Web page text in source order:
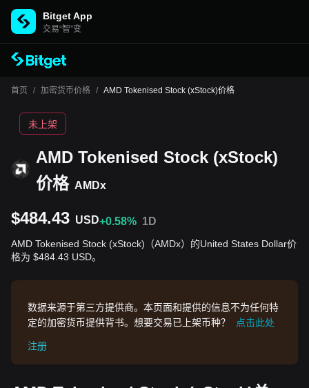
Bitget App
交易“智”变
首页 / 加密货币价格 / AMD Tokenised Stock (xStock)价格
AMD Tokenised Stock (xStock)
价格 AMDx
未上架
$484.43 USD+0.58% 1D
AMD Tokenised Stock (xStock)（AMDx）的United States Dollar价
格为 $484.43 USD。
数据来源于第三方提供商。本页面和提供的信息不为任何特
定的加密货币提供背书。想要交易已上架币种？
点击此处
注册